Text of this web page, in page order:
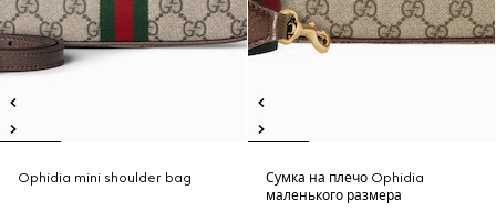
Ophidia mini shoulder bag
Сумка на плечо Ophidia
маленького размера